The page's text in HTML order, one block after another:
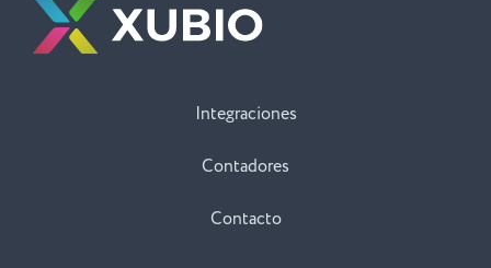
Integraciones
Contadores
Contacto